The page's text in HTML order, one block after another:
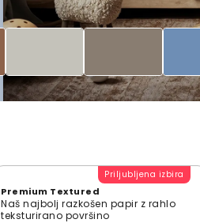
Priljubljena izbira
Premium Textured
Naš najbolj razkošen papir z rahlo
teksturirano površino